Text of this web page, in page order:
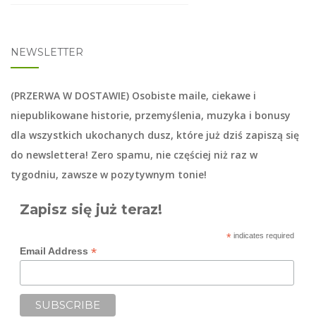
NEWSLETTER
(PRZERWA W DOSTAWIE) Osobiste maile, ciekawe i
niepublikowane historie, przemyślenia, muzyka i bonusy
dla wszystkich ukochanych dusz, które już dziś zapiszą się
do newslettera! Zero spamu, nie częściej niż raz w
tygodniu, zawsze w pozytywnym tonie!
Zapisz się już teraz!
*indicates required
Email Address *